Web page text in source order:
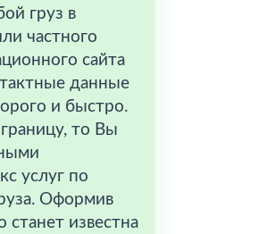
груз в
частного
сайта
данные
и быстро.
то Вы
услуг по
Оформив
станет известна